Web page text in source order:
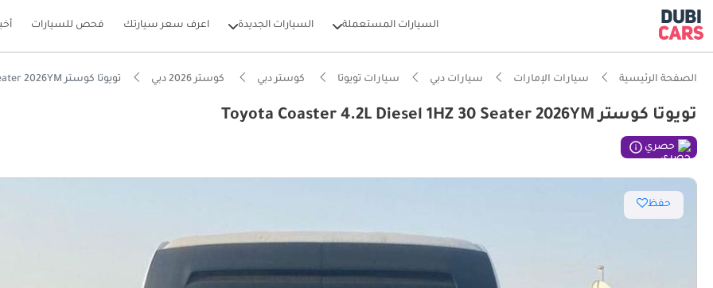
السيارات المستعملة السيارات الجديدة اعرف سعر سيارتك فحص للسيارات
الصفحة الرئيسية سيارات الإمارات سيارات دبي سيارات تويوتا كوستر دبي كوستر 2026 دبي تويوتا كوستر Toyota Coaster 4.2L Diesel 1HZ 30 Seater 2026YM
تويوتا كوستر Toyota Coaster 4.2L Diesel 1HZ 30 Seater 2026YM
حصري
حفظ